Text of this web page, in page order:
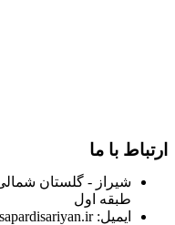
ارتباط با ما
شیراز - گلستان
طبقه اول
ایمیل: info@irsapardisariyan.ir